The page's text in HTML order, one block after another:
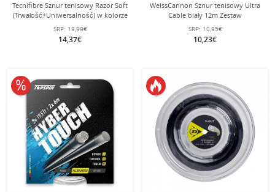
Tecnifibre Sznur tenisowy Razor Soft
(Trwałość+Uniwersalność) w kolorze
węglowym 12m Zestaw
SRP: 19,99€
14,37€
WeissCannon Sznur tenisowy Ultra
Cable biały 12m Zestaw
SRP: 10,95€
10,23€
10% obniżone